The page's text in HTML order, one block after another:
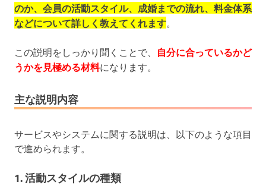
のか、会員の活動スタイル、成婚までの流れ、料金体系
などについて詳しく教えてくれます
この説明をしっかり聞くことで、 自分に合っているかど
うかを見極める材料になります。
主な説明内容
サービスやシステムに関する説明は、以下のような項目
で進められます。
1. 活動スタイルの種類